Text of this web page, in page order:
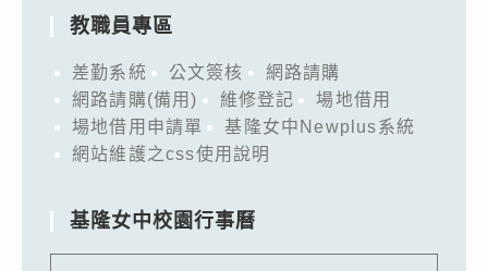
教職員專區
差勤系統 公文簽核
網路請購
網路請購(備用)
維修登記
場地借用
場地借用申請單
基隆女中Newplus系統
網站維護之css使用說明
基隆女中校園行事曆